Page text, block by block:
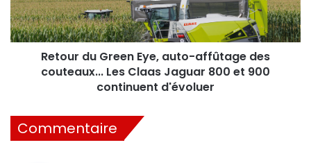
des
couteaux...
Les
Jaguar
900
continuent
d'évoluer
Retour du Green Eye, auto-affûtage des
couteaux... Les Claas Jaguar 800 et 900
continuent d'évoluer
Commentaire